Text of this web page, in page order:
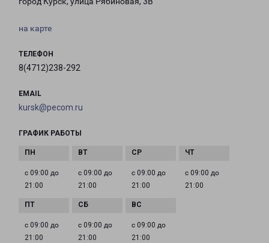
на карте
ТЕЛЕФОН
8(4712)238-292
EMAIL
kursk@pecom.ru
ГРАФИК РАБОТЫ
с 09:00 до
21:00
с 09:00 до
21:00
с 09:00 до
21:00
с 09:00 до
21:00
с 09:00 до
21:00
с 09:00 до
21:00
с 09:00 до
21:00